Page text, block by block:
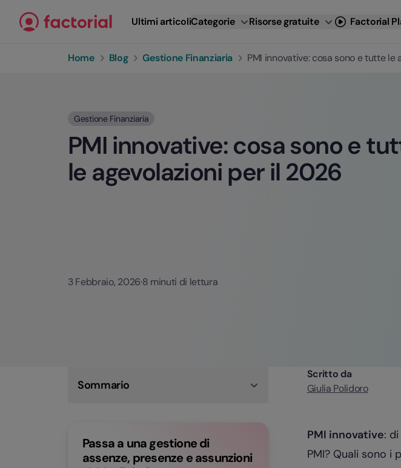
Ultimi articoliCategorie Risorse gratuite Factorial
Home Blog Gestione Finanziaria PMI innovative: cosa sono e tutte le
Gestione Finanziaria
PMI innovative: cosa sono e
le agevolazioni per il 2026
3 Febbraio, 2026·8 minuti di lettura
Sommario
l'innovazione
Agevolazioni PMI per lo sviluppo delle
competenze
Passa a una gestione di
assenze, presenze e assunzioni
Scritto da
Giulia Polidoro
PMI innovative:
PMI? Quali sono i